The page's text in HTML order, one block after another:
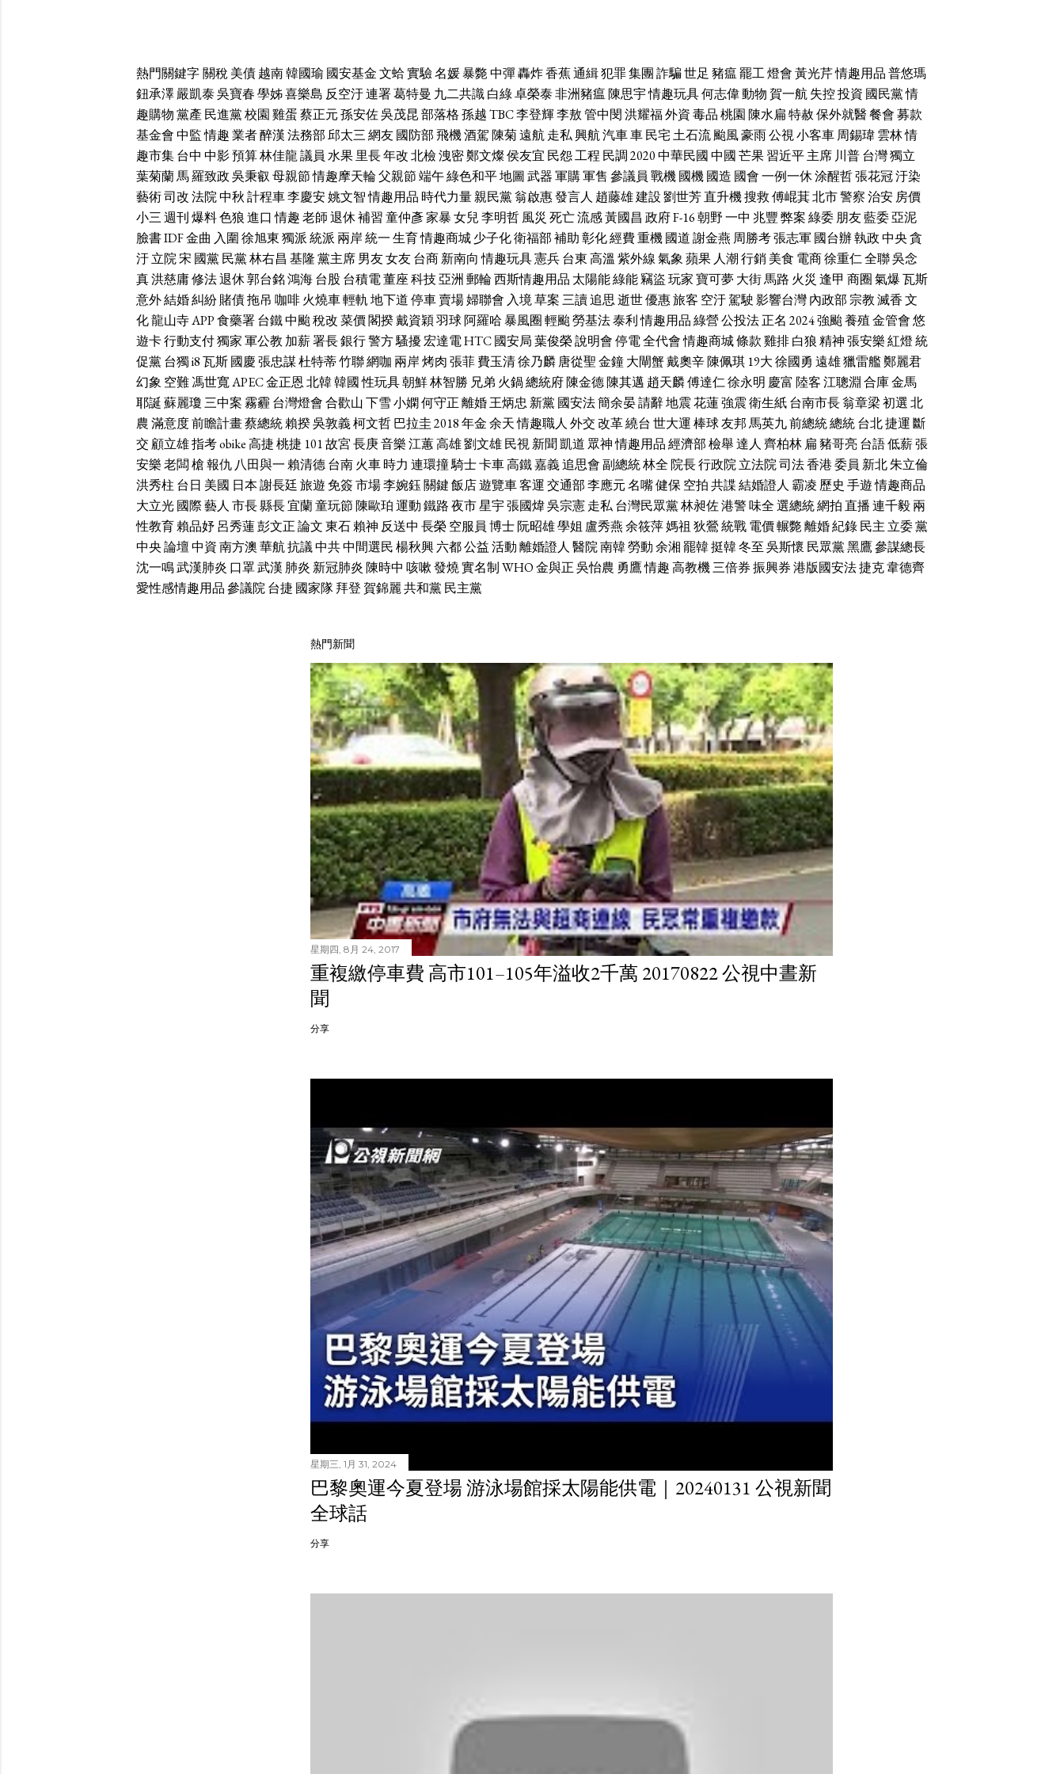
熱門關鍵字關稅美債越南韓國瑜 國安基金文蛤實驗名媛暴斃中彈轟炸香蕉通緝犯罪集團詐騙世足 豬瘟罷工燈會黃光芹情趣用品普悠瑪
鈕承澤嚴凱泰吳寶春學姊喜樂島 反空汙連署葛特曼 九二共識白綠卓榮泰非洲豬瘟陳思宇情趣玩具何志偉動物賀一航失控投資 國民黨情
趣購物黨產 民進黨校園雞蛋蔡正元孫安佐吳茂昆部落格孫越TBC李登輝李敖管中閔洪耀福外資毒品桃園陳水扁特赦保外就醫餐會募款
基金會中監情趣業者醉漢法務部邱太三網友國防部飛機酒駕陳菊遠航走私興航汽車車民宅土石流颱風豪雨公視小客車周錫瑋雲林情
趣市集台中 中影預算林佳龍議員 水果里長年改北檢洩密鄭文燦侯友宜 民怨工程 民調2020中華民國中國芒果習近平主席 川普台灣獨立
葉菊蘭馬羅致政吳秉叡母親節情趣摩天輪父親節端午綠色和平地圖武器軍購軍售 參議員 戰機國機國造 國會一例一休涂醒哲張花冠汙染
藝術司改法院中秋計程車李慶安姚文智情趣用品 時代力量親民黨翁啟惠發言人 趙藤雄建設劉世芳直升機搜救傅崐萁北市警察治安房價
小三週刊爆料色狼進口 情趣老師退休補習童仲彥家暴女兒李明哲風災 死亡流感黃國昌 政府F-16朝野一中 兆豐弊案綠委朋友藍委亞泥
臉書IDF金曲 入圍徐旭東獨派統派 兩岸統一生育情趣商城少子化衛福部補助彰化經費重機國道謝金燕 周勝考張志軍國台辦執政中央貪
汙立院宋 國黨民黨林右昌 基隆黨主席男友女友台商新南向 情趣玩具憲兵台東高溫 紫外線氣象蘋果 人潮行銷美食 電商徐重仁全聯吳念
真洪慈庸修法退休郭台銘鴻海台股 台積電董座科技亞洲 郵輪西斯情趣用品 太陽能綠能竊盜玩家寶可夢大街馬路 火災 逢甲 商圈氣爆瓦斯
意外結婚糾紛賭債拖吊 咖啡火燒車輕軌地下道停車賣場婦聯會 入境草案三讀追思逝世優惠旅客 空汙駕駛影響台灣內政部宗教滅香文
化龍山寺APP食藥署台鐵中颱稅改菜價閣揆戴資穎羽球阿羅哈暴風圈輕颱勞基法泰利情趣用品綠營公投法正名 2024強颱養殖金管會悠
遊卡行動支付獨家軍公教 加薪署長銀行警方騷擾宏達電HTC國安局葉俊榮說明會停電全代會情趣商城條款雞排白狼精神張安樂紅燈統
促黨台獨i8瓦斯國慶張忠謀杜特蒂竹聯網咖 兩岸烤肉張菲費玉清徐乃麟唐從聖金鐘大閘蟹戴奧辛陳佩琪 19大徐國勇 遠雄獵雷艦鄭麗君
幻象 空難馮世寬APEC金正恩北韓韓國性玩具朝鮮林智勝 兄弟 火鍋總統府陳金德陳其邁 趙天麟傅達仁徐永明 慶富 陸客江聰淵 合庫金馬
耶誕蘇麗瓊三中案霧霾 台灣燈會合歡山下雪小嫻何守正離婚王炳忠 新黨國安法簡余晏請辭地震花蓮強震衛生紙台南市長翁章梁初選北
農滿意度前瞻計畫蔡總統賴揆吳敦義柯文哲巴拉圭2018年金余天情趣職人 外交改革繞台 世大運棒球友邦馬英九前總統總統台北捷運 斷
交 顧立雄指考obike高捷桃捷 101故宮長庚音樂江蕙高雄劉文雄民視新聞 凱道 眾神情趣用品經濟部檢舉達人 齊柏林 扁豬哥亮台語低薪張
安樂老闆槍報仇 八田與一賴清德台南火車時力 連環撞騎士卡車高鐵嘉義追思會副總統林全 院長行政院立法院司法香港委員 新北朱立倫
洪秀柱 台日 美國 日本謝長廷旅遊 免簽市場李婉鈺關鍵飯店遊覽車客運交通部李應元名嘴健保空拍共諜結婚證人 霸凌 歷史 手遊情趣商品
大立光國際藝人 市長縣長宜蘭童玩節陳歐珀運動鐵路夜市星宇張國煒吳宗憲走私台灣民眾黨林昶佐港警味全選總統網拍直播連千毅兩
性教育賴品妤呂秀蓮彭文正論文東石賴神 反送中 長榮空服員 博士阮昭雄學姐 盧秀燕余筱萍媽祖 狄鶯統戰電價輾斃離婚紀錄民主 立委黨
中央論壇中資南方澳華航抗議中共中間選民楊秋興六都公益活動離婚證人 醫院南韓勞動余湘罷韓挺韓冬至吳斯懷 民眾黨黑鷹參謀總長
沈一鳴武漢肺炎 口罩武漢 肺炎 新冠肺炎陳時中 咳嗽發燒實名制WHO金與正吳怡農 勇鷹情趣高教機三倍券振興券港版國安法捷克韋德齊
愛性感情趣用品參議院台捷 國家隊拜登賀錦麗共和黨民主黨
熱門新聞
星期四, 8月 24, 2017
重複繳停車費 高市101–105年溢收2千萬 20170822 公視中晝新
聞
分享
星期三, 1月 31, 2024
巴黎奧運今夏登場 游泳場館採太陽能供電｜20240131 公視新聞
全球話
分享